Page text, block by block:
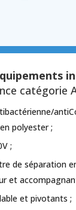
catégorie
polyester ;
;
de séparation
et
et pivotants ;